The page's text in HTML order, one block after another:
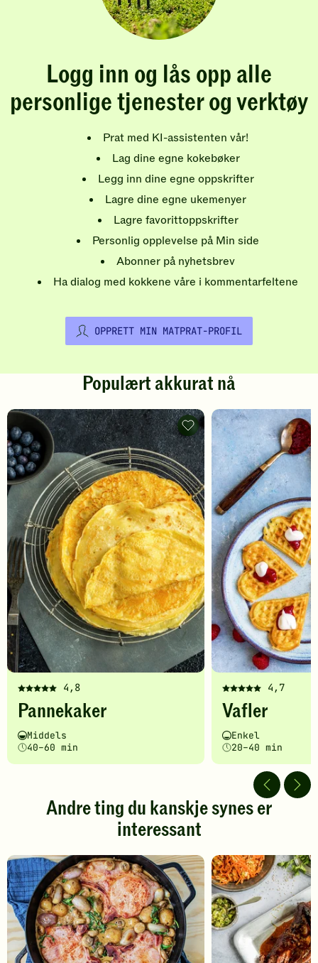
Logg inn og lås opp alle
personlige tjenester og verktøy
Prat med KI-assistenten vår!
Lag dine egne kokebøker
Legg inn dine egne oppskrifter
Lagre dine egne ukemenyer
Lagre favorittoppskrifter
Personlig opplevelse på Min side
Abonner på nyhetsbrev
Ha dialog med kokkene våre i kommentarfeltene
OPPRETT MIN MATPRAT-PROFIL
Populært akkurat nå
4,8
Denne
oppskriften
fått
5
av
stjerner.
gi
din
vurdering.
Pannekaker
Vanskelighetsgrad
Middels
Tilberedningstid
40–60 min
Pannekaker
-
legg
til
favoritter
4,7
Denne
oppskriften
fått
5
av
stjerner.
Klikk
gi
din
vurdering.
Vafler
Vanskelighetsgrad
Enkel
Tilberedningstid
20–40 min
Andre ting du kanskje synes er
interessant